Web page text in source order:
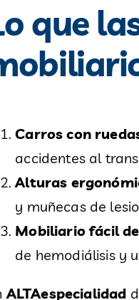
que
Carros con
accidentes al
Alturas
y muñecas de
Mobiliario fácil
de hemodiálisis y
ALTAespecialidad